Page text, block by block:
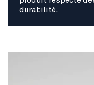
durabilité.